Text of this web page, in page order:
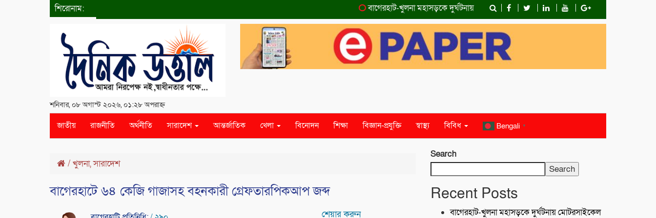
শিরোনাম: বাগেরহাট-খুলনা মহাসড়কে ‌দুর্ঘটনায় মোটরসাইকেল চালক নিহত কোস্ট গার্ডের অভিযান;টেকনাফে ৮০
শনিবার, ০৮ অগাস্ট ২০২৬, ০১:২৮ অপরাহ্ন
জাতীয় রাজনীতি অর্থনীতি সারাদেশ আন্তর্জাতিক খেলা বিনোদন শিক্ষা বিজ্ঞান-প্রযুক্তি স্বাস্থ্য বিবিধ Bengali ▼
/ খুলনা,সারাদেশ
বাগেরহাটে ৬৪ কেজি গাজাসহ বহনকারী গ্রেফতারপিকআপ জব্দ
শেয়ার করুন
Search
Search
Recent Posts
বাগেরহাট-খুলনা মহাসড়কে ‌দুর্ঘটনায় মোটরসাইকেল